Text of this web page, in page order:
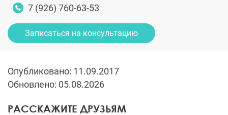
7 (926) 760-63-53
Записаться на консультацию
Опубликовано: 11.09.2017
Обновлено: 05.08.2026
РАССКАЖИТЕ ДРУЗЬЯМ